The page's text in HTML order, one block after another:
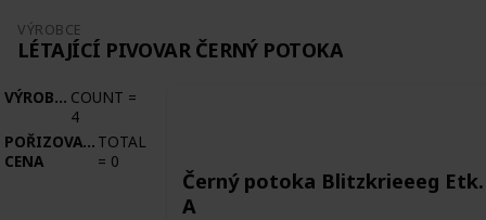
VÝROBCE
LÉTAJÍCÍ PIVOVAR ČERNÝ POTOKA
VÝROBCE COUNT =
4
POŘIZOVACÍ
CENA
TOTAL
= 0
Černý potoka Blitzkrieeeg Etk.
A